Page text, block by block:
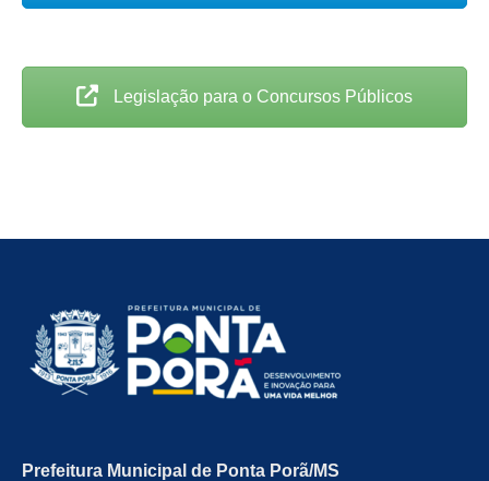
Legislação para o Concursos Públicos
Prefeitura Municipal de Ponta Porã/MS